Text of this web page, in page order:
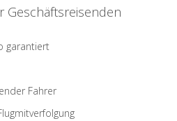
Geschäftsreisenden
garantiert
Fahrer